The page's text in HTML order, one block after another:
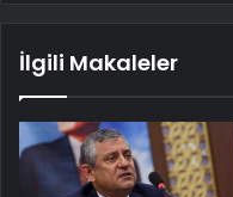
İlgili Makaleler